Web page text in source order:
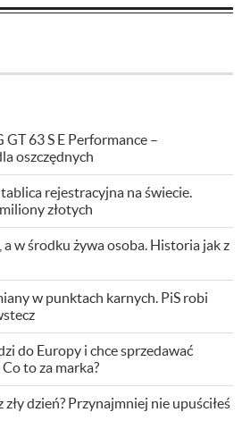
63 S E Performance –
oszczędnych
rejestracyjna na świecie.
złotych
w środku żywa osoba. Historia jak z
w punktach karnych. PiS robi
do Europy i chce sprzedawać
to za marka?
zły dzień? Przynajmniej nie upuściłeś